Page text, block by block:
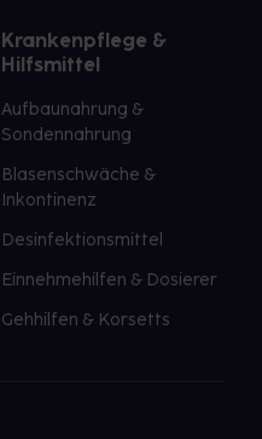
Krankenpflege &
Hilfsmittel
Aufbaunahrung &
Sondennahrung
Blasenschwäche &
Inkontinenz
Desinfektionsmittel
Einnehmehilfen & Dosierer
Gehhilfen & Korsetts